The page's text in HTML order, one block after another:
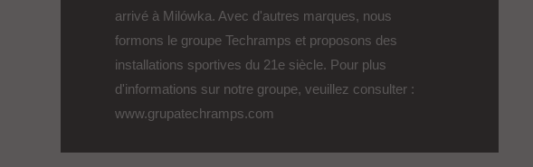
arrivé à Milówka. Avec d'autres marques, nous
formons le groupe Techramps et proposons des
installations sportives du 21e siècle. Pour plus
d'informations sur notre groupe, veuillez consulter :
www.grupatechramps.com